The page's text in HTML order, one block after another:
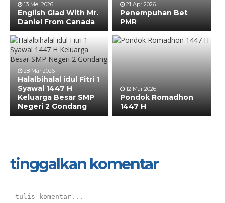
13 Mei 2026
English Glad With Mr.
Daniel From Canada
21 Apr 2026
Penempuhan Bet
PMR
28 Mar 2026
Halalbihalal idul Fitri 1
Syawal 1447 H
Keluarga Besar SMP
Negeri 2 Gondang
12 Mar 2026
Pondok Romadhon
1447 H
tinggalkan komentar